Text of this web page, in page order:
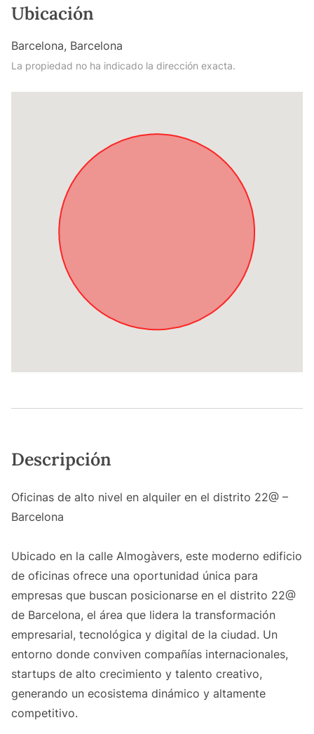
Ubicación
Barcelona, Barcelona
La propiedad no ha indicado la dirección exacta.
Descripción
Oficinas de alto nivel en alquiler en el distrito 22@ –
Barcelona
Ubicado en la calle Almogàvers, este moderno edificio
de oficinas ofrece una oportunidad única para
empresas que buscan posicionarse en el distrito 22@
de Barcelona, el área que lidera la transformación
empresarial, tecnológica y digital de la ciudad. Un
entorno donde conviven compañías internacionales,
startups de alto crecimiento y talento creativo,
generando un ecosistema dinámico y altamente
competitivo.